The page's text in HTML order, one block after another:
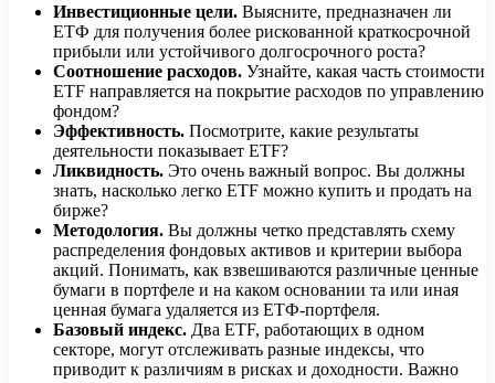
Инвестиционные цели. Выясните, предназначен ли
ЕТФ для получения более рискованной краткосрочной
прибыли или устойчивого долгосрочного роста?
Соотношение расходов. Узнайте, какая часть стоимости
ETF направляется на покрытие расходов по управлению
фондом?
Эффективность. Посмотрите, какие результаты
деятельности показывает ETF?
Ликвидность. Это очень важный вопрос. Вы должны
знать, насколько легко ETF можно купить и продать на
бирже?
Методология. Вы должны четко представлять схему
распределения фондовых активов и критерии выбора
акций. Понимать, как взвешиваются различные ценные
бумаги в портфеле и на каком основании та или иная
ценная бумага удаляется из ЕТФ-портфеля.
Базовый индекс. Два ETF, работающих в одном
секторе, могут отслеживать разные индексы, что
приводит к различиям в рисках и доходности. Важно